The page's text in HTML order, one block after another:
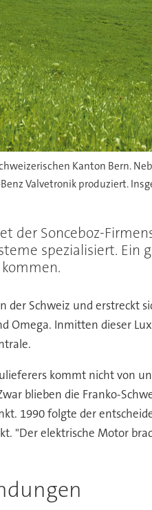
Kanton Bern.
Valvetronik produziert.
der Sonceboz-
spezialisiert. Ein
Schweiz und erstreckt
Omega. Inmitten dieser
kommt nicht von
blieben die Franko-
1990 folgte der
"Der elektrische Motor